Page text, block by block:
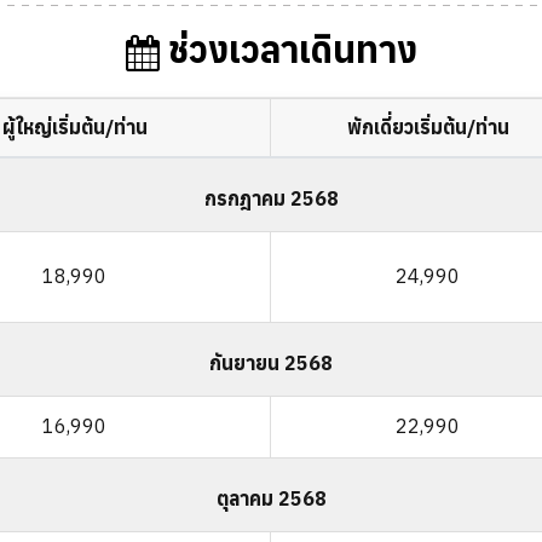
ช่วงเวลาเดินทาง
ผู้ใหญ่เริ่มต้น/ท่าน พักเดี่ยวเริ่มต้น/ท่าน
กรกฎาคม 2568
18,990 24,990
กันยายน 2568
16,990 22,990
ตุลาคม 2568